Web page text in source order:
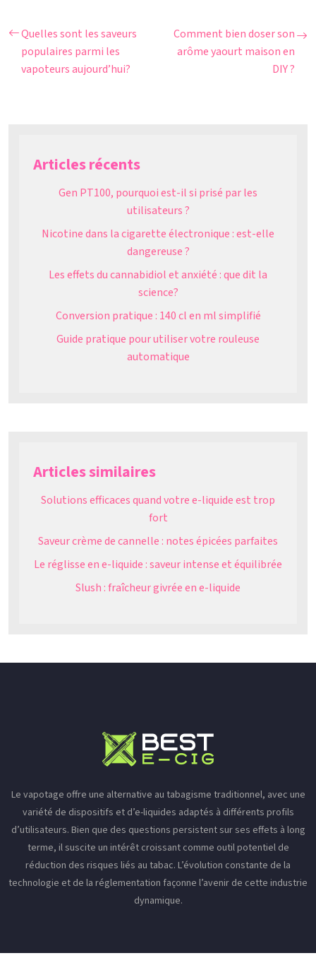
Quelles sont les saveurs
populaires parmi les
vapoteurs aujourd’hui?
Comment bien doser son
arôme yaourt maison en
DIY ?
Articles récents
Gen PT100, pourquoi est-il si prisé par les
utilisateurs ?
Nicotine dans la cigarette électronique : est-elle
dangereuse ?
Les effets du cannabidiol et anxiété : que dit la
science?
Conversion pratique : 140 cl en ml simplifié
Guide pratique pour utiliser votre rouleuse
automatique
Articles similaires
Solutions efficaces quand votre e-liquide est trop
fort
Saveur crème de cannelle : notes épicées parfaites
Le réglisse en e-liquide : saveur intense et équilibrée
Slush : fraîcheur givrée en e-liquide
Le vapotage offre une alternative au tabagisme traditionnel, avec une
variété de dispositifs et d’e-liquides adaptés à différents profils
d’utilisateurs. Bien que des questions persistent sur ses effets à long
terme, il suscite un intérêt croissant comme outil potentiel de
réduction des risques liés au tabac. L’évolution constante de la
technologie et de la réglementation façonne l’avenir de cette industrie
dynamique.